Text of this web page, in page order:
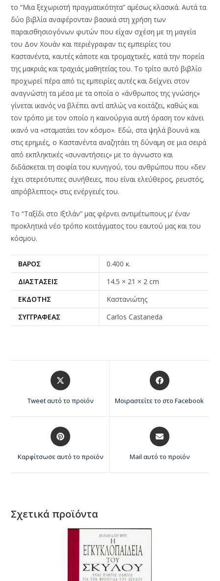
το “Μια ξεχωριστή πραγματικότητα” αμέσως κλασικά. Αυτά τα
δύο βιβλία αναφέρονταν βασικά στη χρήση των
παραισθησιογόνων φυτών που είχαν σχέση με τη μαγεία
του Δον Χουάν και περιέγραφαν τις εμπειρίες του
Καστανέντα, καυτές κάποτε και τρομαχτικές, κατά την πορεία
της μακριάς και τραχιάς μαθητείας του. Το τρίτο αυτό βιβλίο
προχωρεί πέρα από τις εμπειρίες αυτές και δείχνει στον
αναγνώστη τα μέσα με τα οποία ο «άνθρωπος της γνώσης»
γίνεται ικανός να βλέπει αντί απλώς να κοιτάζει, καθώς και
τον τρόπο με τον οποίο η καινούργια αυτή όραση τον κάνει
ικανό να «σταματάει τον κόσμο». Εδώ, στα ψηλά βουνά και
στις ερημιές, ο Καστανέντα αναζητάει τη δύναμη σε μια σειρά
από εκπληκτικές «συναντήσεις» με το άγνωστο και
διδάσκεται τη σοφία του κυνηγού, του ανθρώπου που «δεν
έχει στερεότυπες συνήθειες, που είναι ελεύθερος, ρευστός,
απρόβλεπτος» στις ενέργειές του.
Το “Ταξίδι στο Ιξτλάν” μας φέρνει αντιμέτωπους μ’ έναν
προκλητικά νέο τρόπο κοιτάγματος του εαυτού μας και του
κόσμου.
ΒΆΡΟΣ
0.400 κ.
ΔΙΑΣΤΆΣΕΙΣ
14.5 × 21 × 2 cm
ΕΚΔΌΤΗΣ
Καστανιώτης
ΣΥΓΓΡΑΦΈΑΣ
Carlos Castaneda
Tweet αυτό το προϊόν Μοιραστείτε το στο Facebook
Καρφίτσωσε αυτό το προϊόν Mail αυτό το προϊόν
Σχετικά προϊόντα